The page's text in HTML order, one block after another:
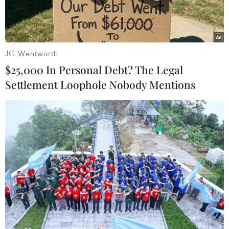
công nhằm vàolực lượng bảo vệ nhà máy xuất
khẩu khí tự nhiên hóa lỏng (LNG) duy nhất của
nướcnày.
nhập trạm kiểm soát của nhà máy Balhaftại tỉnh
miền Nam Shabwa, giết chết một nhân viên bảo
vệ và sau đó lẻn vào một nơi các binh sỹ đang
ngủ và sát hại họ. Sau đó, bọn chúng dùng xe
tẩu thoát.
Hồi tuần trước, phát ngôn viên Chính phủ
Yemen cho biết cơ sở khí đốt Balhaf trịgiá 4,5 tỷ
USD, do tập đoàn LNG của Yemen và Total của
Pháp đồng quản lý, là một trong hai cơ sở năng
lượng nhằmtrong âm mưu tấn công của các
JG Wentworth
$25,000 In Personal Debt? The Legal
Settlement Loophole Nobody Mentions